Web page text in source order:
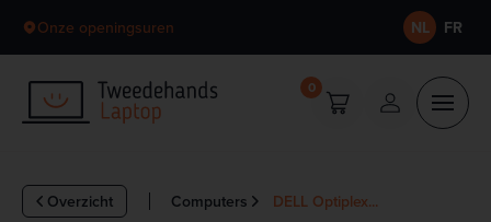
Onze openingsuren NL FR
0
Computers DELL Optiplex...
Overzicht